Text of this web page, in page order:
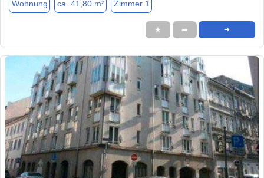
Wohnung ca. 41,80 m² Zimmer 1
★ ➦ ➜